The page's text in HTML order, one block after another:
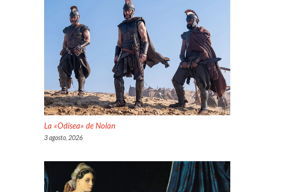
La «Odisea» de Nolan
3 agosto, 2026